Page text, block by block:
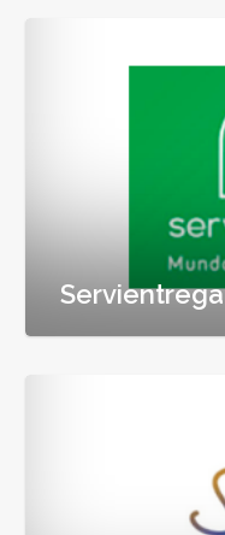
Servientrega